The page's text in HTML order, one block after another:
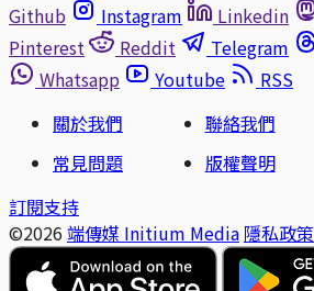
Github
Instagram Linkedin
Pinterest
Reddit Telegram
Whatsapp
Youtube
RSS
關於我們
聯絡我們
常見問題
版權聲明
訂閱支持
©2026 端傳媒 Initium Media 隱私政策